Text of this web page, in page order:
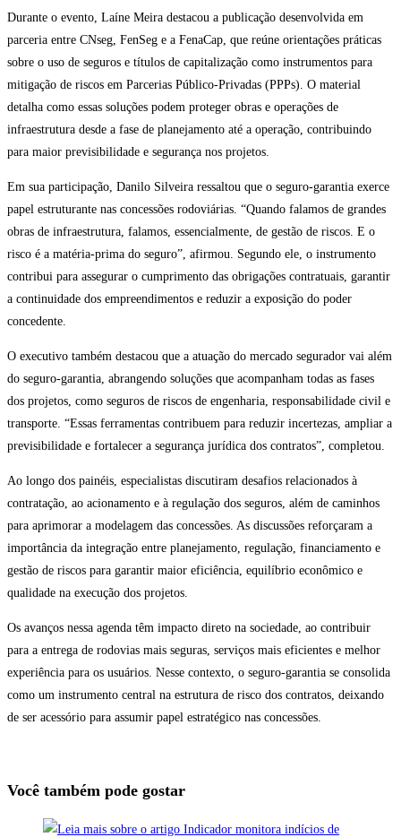
Durante o evento, Laíne Meira destacou a publicação desenvolvida em
parceria entre CNseg, FenSeg e a FenaCap, que reúne orientações práticas
sobre o uso de seguros e títulos de capitalização como instrumentos para
mitigação de riscos em Parcerias Público-Privadas (PPPs). O material
detalha como essas soluções podem proteger obras e operações de
infraestrutura desde a fase de planejamento até a operação, contribuindo
para maior previsibilidade e segurança nos projetos.
Em sua participação, Danilo Silveira ressaltou que o seguro-garantia exerce
papel estruturante nas concessões rodoviárias. “Quando falamos de grandes
obras de infraestrutura, falamos, essencialmente, de gestão de riscos. E o
risco é a matéria-prima do seguro”, afirmou. Segundo ele, o instrumento
contribui para assegurar o cumprimento das obrigações contratuais, garantir
a continuidade dos empreendimentos e reduzir a exposição do poder
concedente.
O executivo também destacou que a atuação do mercado segurador vai além
do seguro-garantia, abrangendo soluções que acompanham todas as fases
dos projetos, como seguros de riscos de engenharia, responsabilidade civil e
transporte. “Essas ferramentas contribuem para reduzir incertezas, ampliar a
previsibilidade e fortalecer a segurança jurídica dos contratos”, completou.
Ao longo dos painéis, especialistas discutiram desafios relacionados à
contratação, ao acionamento e à regulação dos seguros, além de caminhos
para aprimorar a modelagem das concessões. As discussões reforçaram a
importância da integração entre planejamento, regulação, financiamento e
gestão de riscos para garantir maior eficiência, equilíbrio econômico e
qualidade na execução dos projetos.
Os avanços nessa agenda têm impacto direto na sociedade, ao contribuir
para a entrega de rodovias mais seguras, serviços mais eficientes e melhor
experiência para os usuários. Nesse contexto, o seguro-garantia se consolida
como um instrumento central na estrutura de risco dos contratos, deixando
de ser acessório para assumir papel estratégico nas concessões.
Você também pode gostar